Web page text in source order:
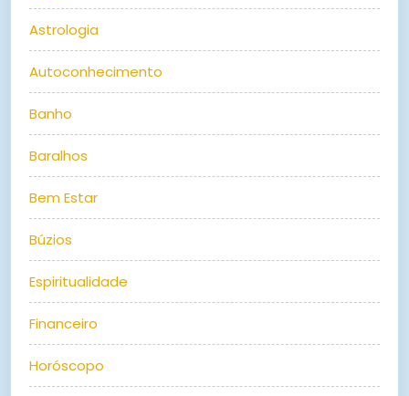
Astrologia
Autoconhecimento
Banho
Baralhos
Bem Estar
Búzios
Espiritualidade
Financeiro
Horóscopo